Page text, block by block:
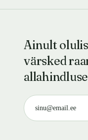
Ainult
värsked